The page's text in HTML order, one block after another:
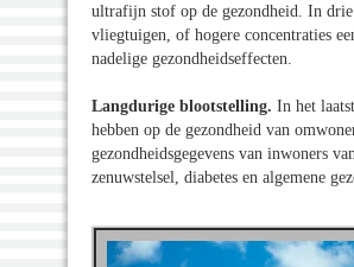
ultrafijn stof op de gezondheid. In
vliegtuigen, of hogere concentraties
nadelige gezondheidseffecten.
Langdurige blootstelling. In het
hebben op de gezondheid van
gezondheidsgegevens van inwoners
zenuwstelsel, diabetes en algemene